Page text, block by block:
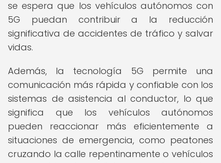
se espera que los vehículos autónomos con
5G puedan contribuir a la reducción
significativa de accidentes de tráfico y salvar
vidas.
Además, la tecnología 5G permite una
comunicación más rápida y confiable con los
sistemas de asistencia al conductor, lo que
significa que los vehículos autónomos
pueden reaccionar más eficientemente a
situaciones de emergencia, como peatones
cruzando la calle repentinamente o vehículos